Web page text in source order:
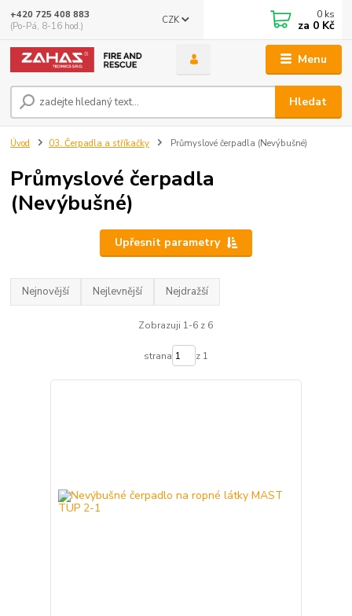
Menu
CZK
Hledat
+420 725 408 883
(Po-Pá, 8-16 hod.)
0 ks
za 0 Kč
Úvod 03. Čerpadla a stříkačky Průmyslové čerpadla (Nevýbušné)
Průmyslové čerpadla
(Nevýbušné)
Upřesnit parametry
Nejnovější Nejlevnější Nejdražší
Zobrazuji 1-6 z 6
strana z 1